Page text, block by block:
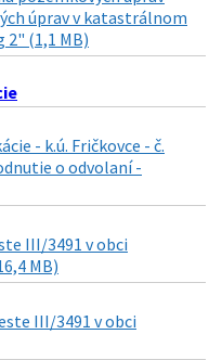
úprav v katastrálnom
(1,1 MB)
- k.ú. Fričkovce - č.
o odvolaní -
III/3491 v obci
MB)
III/3491 v obci